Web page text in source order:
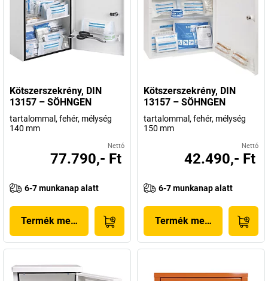
Kötszerszekrény, DIN
13157 – SÖHNGEN
tartalommal, fehér, mélység
140 mm
Nettó
77.790,- Ft
6-7 munkanap alatt
Termék megjelenítése
Kötszerszekrény, DIN
13157 – SÖHNGEN
tartalommal, fehér, mélység
150 mm
Nettó
42.490,- Ft
6-7 munkanap alatt
Termék megjelenítése